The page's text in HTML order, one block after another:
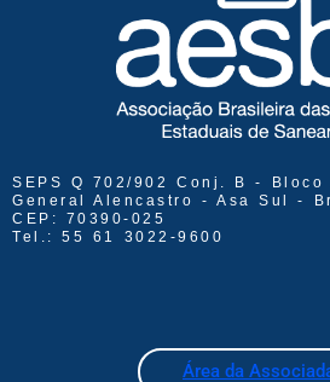
SEPS Q 702/902 Conj. B - Bloco
General Alencastro - Asa Sul -
CEP: 70390-025
Tel.: 55 61 3022-9600
Área da